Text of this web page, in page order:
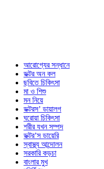
আরোগ্যের সন্ধানে
ডক্টর অন কল
ছবিতে চিকিৎসা
মা ও শিশু
মন নিয়ে
ডক্টরস’ ডায়ালগ
ঘরোয়া চিকিৎসা
শরীর যখন সম্পদ
ডক্টর’স ডায়েরি
স্বাস্থ্য আন্দোলন
সরকারি কড়চা
বাংলার মুখ